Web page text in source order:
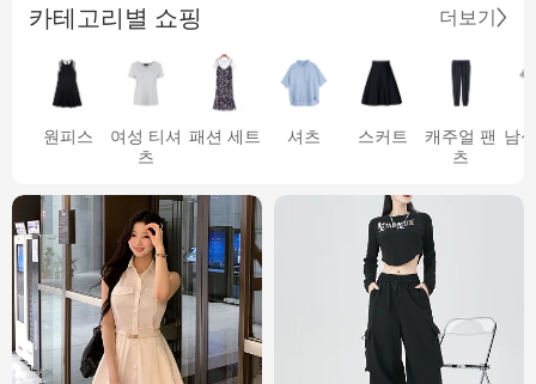
카테고리별 쇼핑 더보기
원피스
여성 티셔
츠
패션 세트 셔츠 스커트
캐주얼 팬
츠
남